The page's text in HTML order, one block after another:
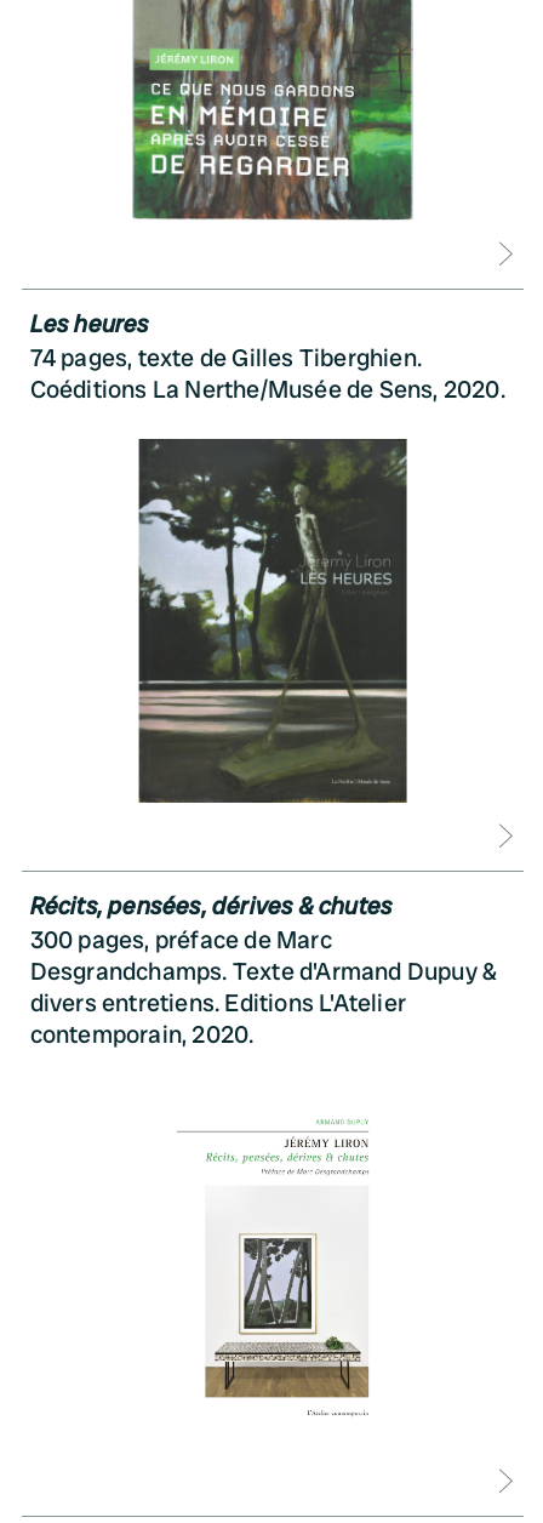
Les heures
74 pages, texte de Gilles Tiberghien.
Coéditions La Nerthe/Musée de Sens, 2020.
Récits, pensées, dérives & chutes
300 pages, préface de Marc
Desgrandchamps. Texte d'Armand Dupuy &
divers entretiens. Editions L'Atelier
contemporain, 2020.